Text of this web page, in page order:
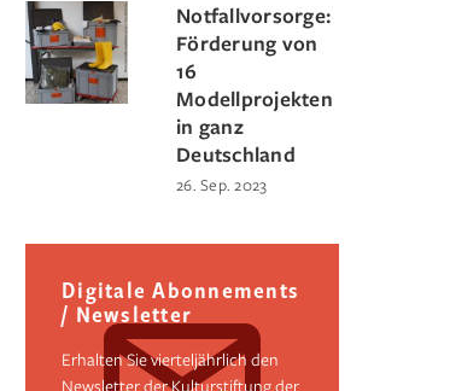
Notfallvorsorge:
Förderung von
16
Modellprojekten
in ganz
Deutschland
26. Sep. 2023
Digitale Abonnements
/ Newsletter
Erhalten Sie vierteljährlich den
Newsletter der Kulturstiftung der